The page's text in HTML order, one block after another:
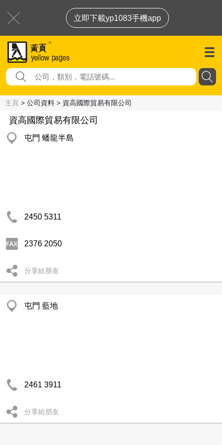
立即下載yp1083手機app
主頁 > 公司資料 > 資高國際貿易有限公司
資高國際貿易有限公司
屯門 蟠龍半島
2450 5311
2376 2050
分享給朋友
屯門 藍地
2461 3911
分享給朋友